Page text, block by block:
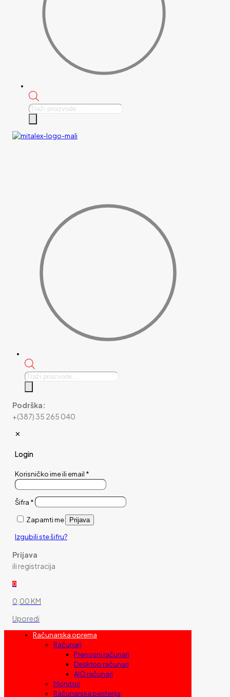
Products
Products
Podrška:
+(387) 35 265 040
✕
Login
Korisničko ime ili email *
Šifra *
Zapamti me Prijava
Izgubili ste šifru?
Prijava
ili registracija
0
0,00 KM
Uporedi
Računarska oprema
Računari
Prenosni računari
Desktop računari
AIO računari
Monitori
Računarska periferija